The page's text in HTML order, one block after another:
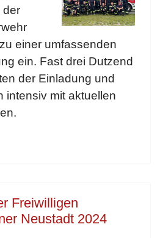
der
einer umfassenden
ein. Fast drei Dutzend
der Einladung und
intensiv mit aktuellen
Freiwilligen
Neustadt 2024